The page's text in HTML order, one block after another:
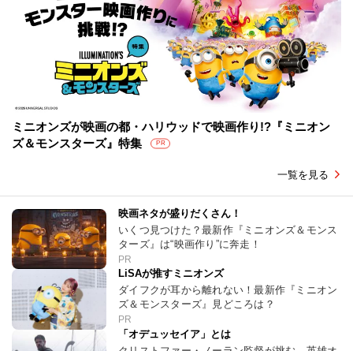
ミニオンズが映画の都・ハリウッドで映画作り!?『ミニオン
ズ＆モンスターズ』特集
PR
一覧を見る
映画ネタが盛りだくさん！
いくつ見つけた？最新作『ミニオンズ＆モンス
ターズ』は“映画作り”に奔走！
PR
LiSAが推すミニオンズ
ダイフクが耳から離れない！最新作『ミニオン
ズ＆モンスターズ』見どころは？
PR
「オデュッセイア」とは